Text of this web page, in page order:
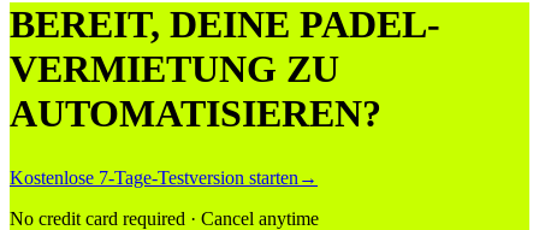
BEREIT, DEINE PADEL-
VERMIETUNG ZU
AUTOMATISIEREN?
Kostenlose 7-Tage-Testversion starten →
No credit card required · Cancel anytime